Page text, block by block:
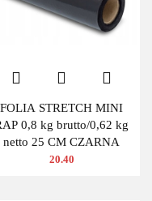
FOLIA STRETCH MINI
0,8 kg brutto/0,62 kg
netto 25 CM CZARNA
20.40